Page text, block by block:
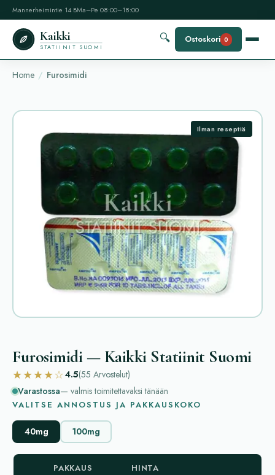
Mannerheimintie 14 BMa–Pe 08:00–18:00
Kaikki
STATIINIT SUOMI
🔍 Ostoskori 0
Home Furosimidi
Ilman reseptiä
Furosimidi — Kaikki Statiinit Suomi
★★★★☆4.5(55 Arvostelut)
Varastossa— valmis toimitettavaksi tänään
VALITSE ANNOSTUS JA PAKKAUSKOKO
40mg 100mg
PAKKAUS HINTA